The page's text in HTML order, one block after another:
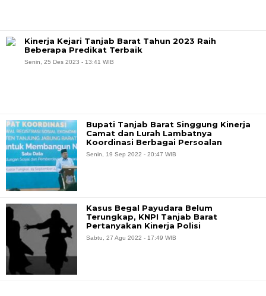
Kinerja Kejari Tanjab Barat Tahun 2023 Raih
Beberapa Predikat Terbaik
Senin, 25 Des 2023 - 13:41 WIB
Bupati Tanjab Barat Singgung Kinerja
Camat dan Lurah Lambatnya
Koordinasi Berbagai Persoalan
Senin, 19 Sep 2022 - 20:47 WIB
Kasus Begal Payudara Belum
Terungkap, KNPI Tanjab Barat
Pertanyakan Kinerja Polisi
Sabtu, 27 Agu 2022 - 17:49 WIB